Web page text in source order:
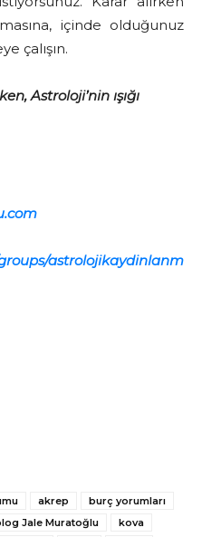
içinde olduğunuz
çalışın.
Astroloji’nin ışığı
astrolojikaydinlanm
akrep
burç yorumları
Jale Muratoğlu
kova